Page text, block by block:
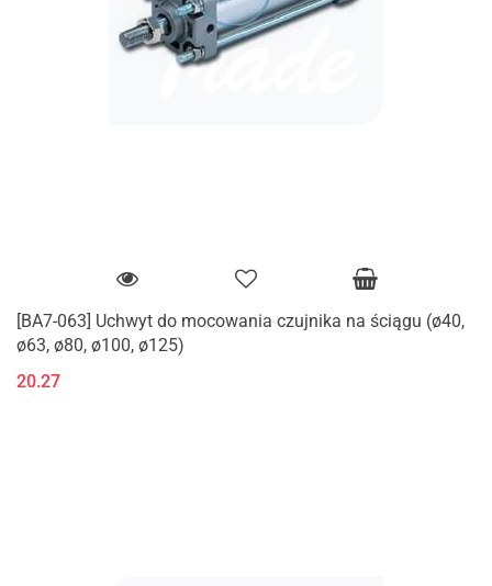
[BA7-063] Uchwyt do mocowania czujnika na ściągu (ø40,
ø63, ø80, ø100, ø125)
20.27